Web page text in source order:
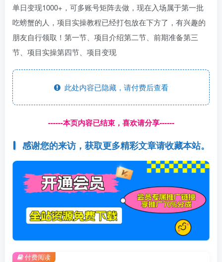
单日变现1000+，可多账号矩阵去做，现在入场属于第一批
吃螃蟹的人，项目实操教程已经打包放在下方了，有兴趣的
朋友自行领取！第一节、项目介绍第二节、前期准备第三
节、项目实操第四节、项目变现
此处内容已隐藏，请付费后查看
------本页内容已结束，喜欢请分享------
感谢您的来访，获取更多精彩文章请收藏本站。
付费阅读